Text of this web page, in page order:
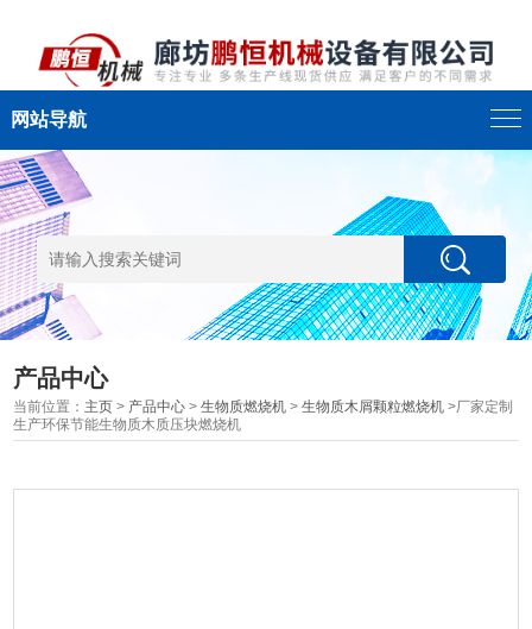
网站导航
产品中心
当前位置： 主页 > 产品中心 >生物质燃烧机 >生物质木屑颗粒燃烧机 >厂家定制
生产环保节能生物质木质压块燃烧机